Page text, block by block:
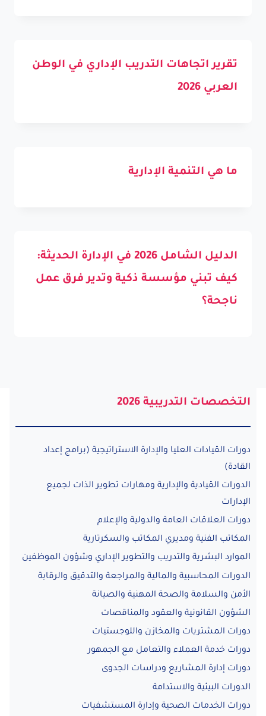
تقرير اتجاهات التدريب الإداري في الوطن
العربي 2026
ما هي التنمية الإدارية
الدليل الشامل 2026 في الإدارة الحديثة:
كيف تبني مؤسسة ذكية وتدير فرق عمل
ناجحة؟
التخصصات التدريبية 2026
دورات القيادات العليا والإدارة الاستراتيجية (برامج إعداد
القادة)
الدورات القيادية والإدارية ومهارات تطوير الذات لجميع
الإدارات
دورات العلاقات العامة والدولية والإعلام
المكاتب الفنية ومديري المكاتب والسكرتارية
الموارد البشرية والتدريب والتطوير الإداري وشؤون الموظفين
الدورات المحاسبية والمالية والمراجعة والتدقيق والرقابة
الأمن والسلامة والصحة المهنية والصيانة
الشؤون القانونية والعقود والمناقصات
دورات المشتريات والمخازن واللوجستيات
دورات خدمة العملاء والتعامل مع الجمهور
دورات إدارة المشاريع ودراسات الجدوى
الدورات البيئية والاستدامة
دورات الخدمات الصحية وإدارة المستشفيات